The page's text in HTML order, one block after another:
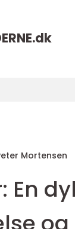
dk
Mortensen
En